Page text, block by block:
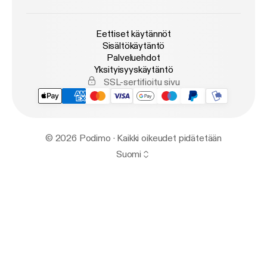
Eettiset käytännöt
Sisältökäytäntö
Palveluehdot
Yksityisyyskäytäntö
SSL-sertifioitu sivu
© 2026 Podimo · Kaikki oikeudet pidätetään
Suomi